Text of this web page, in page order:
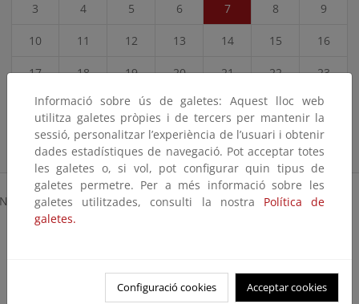
3 4 5 6 7 8 9
10 11 12 13 14 15 16
17 18 19 20 21 22 23
24 25 26 27 28 29 30
31
hay resultados para la fecha seleccionada
Informació sobre ús de galetes: Aquest lloc web
utilitza galetes pròpies i de tercers per mantenir la
sessió, personalitzar l’experiència de l’usuari i obtenir
dades estadístiques de navegació. Pot acceptar totes
les galetes o, si vol, pot configurar quin tipus de
galetes permetre. Per a més informació sobre les
galetes utilitzades, consulti la nostra Política de
galetes.
Configuració cookies Acceptar cookies